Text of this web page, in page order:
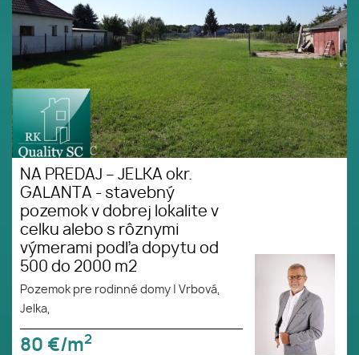
dopytu od 500 do 2000 m2
NA PREDAJ – JELKA okr.
GALANTA - stavebný
pozemok v dobrej lokalite v
celku alebo s rôznymi
výmerami podľa dopytu od
500 do 2000 m2
Pozemok pre rodinné domy
Vrbová,
Jelka,
80 €/m2